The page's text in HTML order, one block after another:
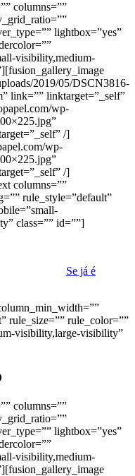
columns=””
lightbox=”yes”
visibility,medium-
2019/05/DSCN3816-
link=”” linktarget=”_self”
wp-
/]
wp-
/]
columns=””
rule_style=”default”
class=”” id=””]
Se já é
rule_size=”” rule_color=””
visibility,large-visibility”
columns=””
lightbox=”yes”
visibility,medium-